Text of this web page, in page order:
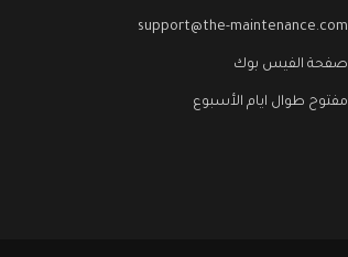
support@the-maintenance.com
صفحة الفيس بوك
مفتوح طوال ايام الأسبوع